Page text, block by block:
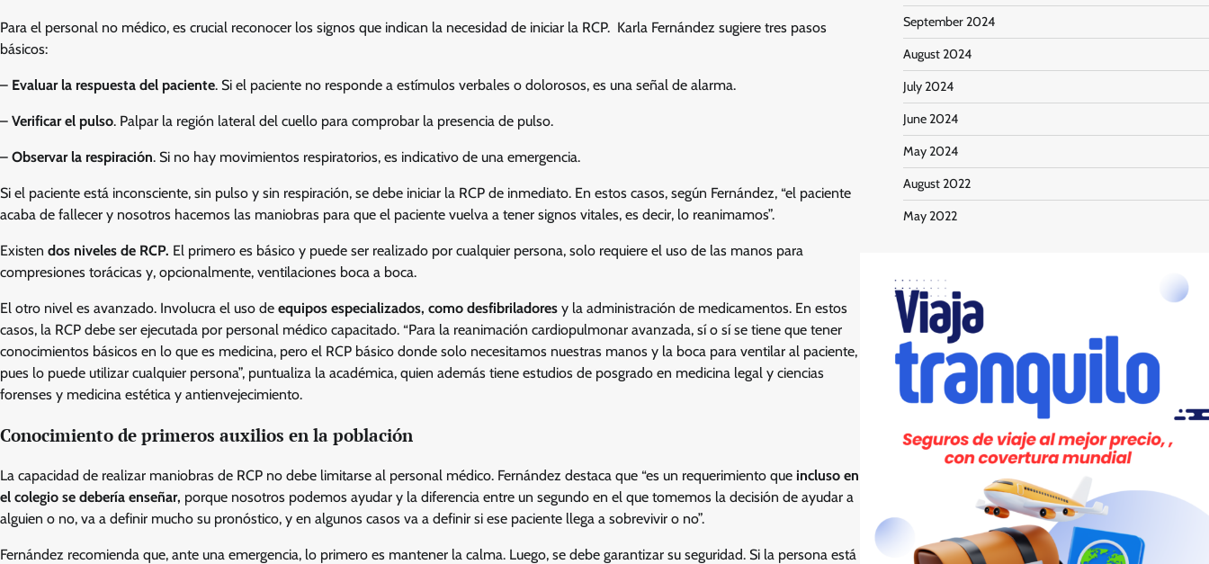
Para el personal no médico, es crucial reconocer los signos que indican la necesidad de iniciar la RCP. Karla Fernández sugiere tres pasos
básicos:
– Evaluar la respuesta del paciente. Si el paciente no responde a estímulos verbales o dolorosos, es una señal de alarma.
– Verificar el pulso. Palpar la región lateral del cuello para comprobar la presencia de pulso.
– Observar la respiración. Si no hay movimientos respiratorios, es indicativo de una emergencia.
Si el paciente está inconsciente, sin pulso y sin respiración, se debe iniciar la RCP de inmediato. En estos casos, según Fernández, “el paciente
acaba de fallecer y nosotros hacemos las maniobras para que el paciente vuelva a tener signos vitales, es decir, lo reanimamos”.
Existen dos niveles de RCP. El primero es básico y puede ser realizado por cualquier persona, solo requiere el uso de las manos para
compresiones torácicas y, opcionalmente, ventilaciones boca a boca.
El otro nivel es avanzado. Involucra el uso de equipos especializados, como desfibriladores y la administración de medicamentos. En estos
casos, la RCP debe ser ejecutada por personal médico capacitado. “Para la reanimación cardiopulmonar avanzada, sí o sí se tiene que tener
conocimientos básicos en lo que es medicina, pero el RCP básico donde solo necesitamos nuestras manos y la boca para ventilar al paciente,
pues lo puede utilizar cualquier persona”, puntualiza la académica, quien además tiene estudios de posgrado en medicina legal y ciencias
forenses y medicina estética y antienvejecimiento.
Conocimiento de primeros auxilios en la población
La capacidad de realizar maniobras de RCP no debe limitarse al personal médico. Fernández destaca que “es un requerimiento que incluso en
el colegio se debería enseñar, porque nosotros podemos ayudar y la diferencia entre un segundo en el que tomemos la decisión de ayudar a
alguien o no, va a definir mucho su pronóstico, y en algunos casos va a definir si ese paciente llega a sobrevivir o no”.
Fernández recomienda que, ante una emergencia, lo primero es mantener la calma. Luego, se debe garantizar su seguridad. Si la persona está
September 2024
August 2024
July 2024
June 2024
May 2024
August 2022
May 2022